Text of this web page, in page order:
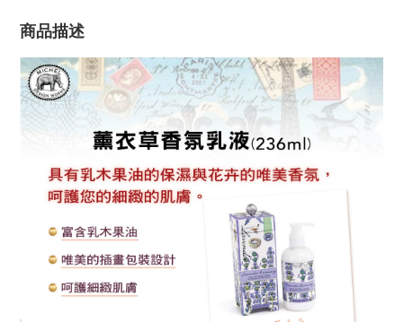
商品描述